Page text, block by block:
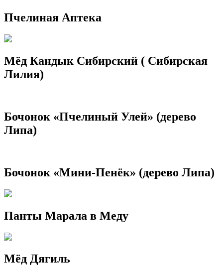
Пчелиная Аптека
Мёд Кандык Сибирский ( Сибирская
Лилия)
Бочонок «Пчелиный Улей» (дерево
Липа)
Бочонок «Мини-Пенёк» (дерево Липа)
Панты Марала в Меду
Мёд Дягиль